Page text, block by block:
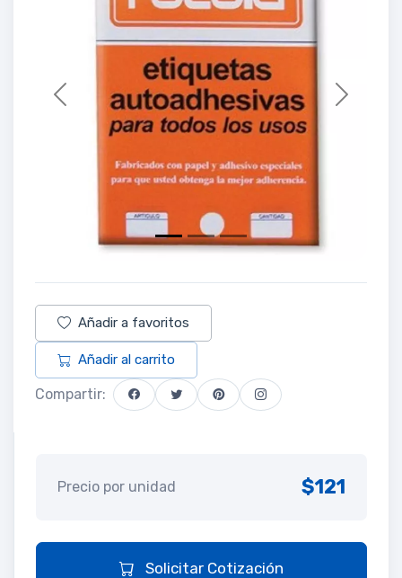
Previous Next
Añadir a favoritos
Añadir al carrito
Compartir:
Precio por unidad $121
Solicitar Cotización